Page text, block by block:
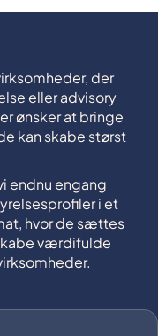
der
eller advisory
ønsker at bringe
kan skabe størst
endnu engang
i et
hvor de sættes
værdifulde